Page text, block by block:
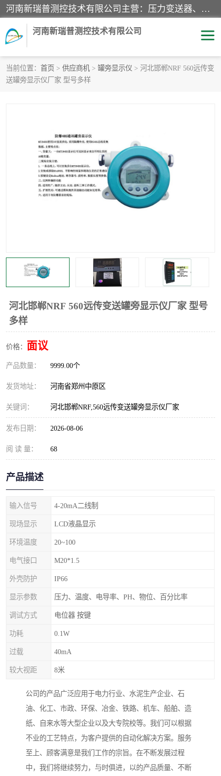
河南新瑞普测控技术有限公司主营：压力变送器、液位变送器、差压变送器、雷达料位计、电容物位计、温度显示控制仪表、电量变送器、流量计、工业自动化系统成套设备。
河南新瑞普测控技术有限公司
当前位置： 首页 > 供应商机 > 罐旁显示仪 > 河北邯郸NRF 560远传变
送罐旁显示仪厂家 型号多样
河北邯郸NRF 560远传变送罐旁显示仪厂家 型号
多样
价格： 面议
产品数量： 9999.00个
发货地址： 河南省郑州中原区
关键词： 河北邯郸NRF,560远传变送罐旁显示仪厂家
发布日期： 2026-08-06
阅 读 量： 68
产品描述
输入信号 4-20mA二线制
现场显示 LCD液晶显示
环境温度 20~100
电气接口 M20*1.5
外壳防护 IP66
显示参数 压力、温度、电导率、PH、物位、百分比率
调试方式 电位器 按键
功耗 0.1W
过载 40mA
较大视距 8米
公司的产品广泛应用于电力行业、水泥生产企业、石
油、化工、市政、环保、冶金、铁路、机车、船舶、造
纸、自来水等大型企业以及大专院校等。我们可以根据
不业的工艺特点，为客户提供的自动化解决方案。服务
至上、顾客满意是我们工作的宗旨。在不断发展过程
中，我们将继续努力，与时俱进，以的产品质量、不断
霍尼韦尔压力变送器
液位变送器
标准型工业压力变送器 罐旁显示仪
差压变送器 温度传感器变送器
电容物位计